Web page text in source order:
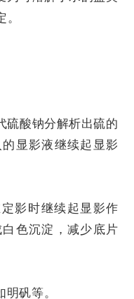
硫酸钠分解析出硫的
显影液继续起显影
影时继续起显影作
色沉淀，减少底片
矾等。